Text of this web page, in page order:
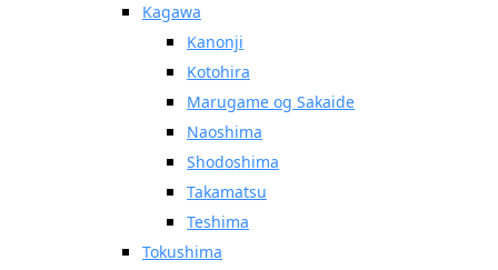
Kagawa
Kanonji
Kotohira
Marugame og Sakaide
Naoshima
Shodoshima
Takamatsu
Teshima
Tokushima